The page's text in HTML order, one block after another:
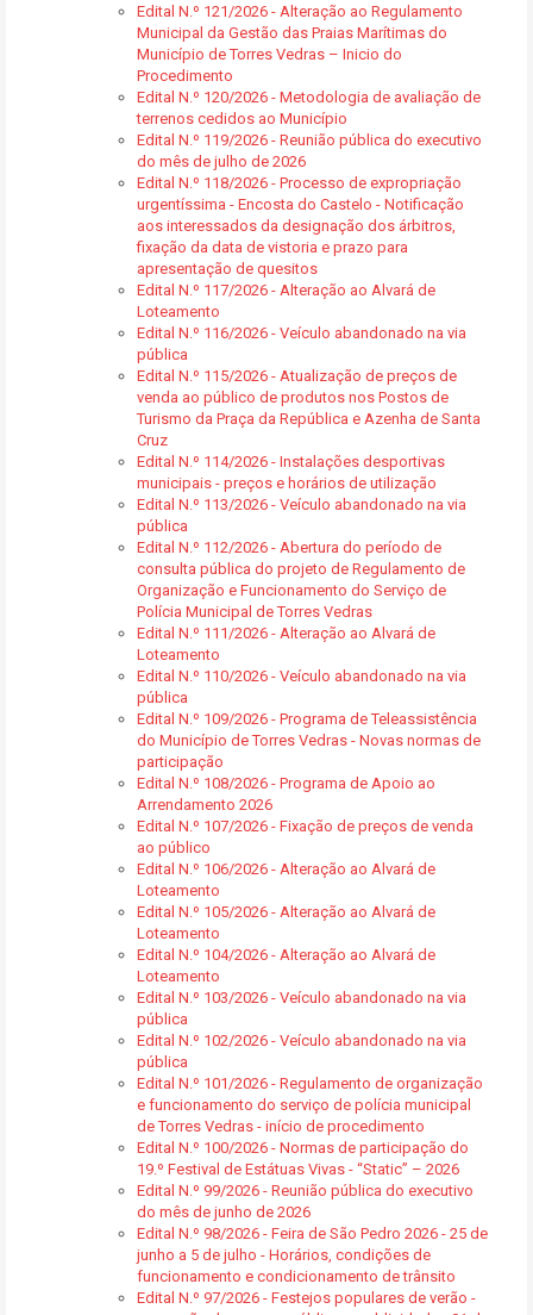
Edital N.º 121/2026 - Alteração ao Regulamento
Municipal da Gestão das Praias Marítimas do
Município de Torres Vedras – Inicio do
Procedimento
Edital N.º 120/2026 - Metodologia de avaliação de
terrenos cedidos ao Município
Edital N.º 119/2026 - Reunião pública do executivo
do mês de julho de 2026
Edital N.º 118/2026 - Processo de expropriação
urgentíssima - Encosta do Castelo - Notificação
aos interessados da designação dos árbitros,
fixação da data de vistoria e prazo para
apresentação de quesitos
Edital N.º 117/2026 - Alteração ao Alvará de
Loteamento
Edital N.º 116/2026 - Veículo abandonado na via
pública
Edital N.º 115/2026 - Atualização de preços de
venda ao público de produtos nos Postos de
Turismo da Praça da República e Azenha de Santa
Cruz
Edital N.º 114/2026 - Instalações desportivas
municipais - preços e horários de utilização
Edital N.º 113/2026 - Veículo abandonado na via
pública
Edital N.º 112/2026 - Abertura do período de
consulta pública do projeto de Regulamento de
Organização e Funcionamento do Serviço de
Polícia Municipal de Torres Vedras
Edital N.º 111/2026 - Alteração ao Alvará de
Loteamento
Edital N.º 110/2026 - Veículo abandonado na via
pública
Edital N.º 109/2026 - Programa de Teleassistência
do Município de Torres Vedras - Novas normas de
participação
Edital N.º 108/2026 - Programa de Apoio ao
Arrendamento 2026
Edital N.º 107/2026 - Fixação de preços de venda
ao público
Edital N.º 106/2026 - Alteração ao Alvará de
Loteamento
Edital N.º 105/2026 - Alteração ao Alvará de
Loteamento
Edital N.º 104/2026 - Alteração ao Alvará de
Loteamento
Edital N.º 103/2026 - Veículo abandonado na via
pública
Edital N.º 102/2026 - Veículo abandonado na via
pública
Edital N.º 101/2026 - Regulamento de organização
e funcionamento do serviço de polícia municipal
de Torres Vedras - início de procedimento
Edital N.º 100/2026 - Normas de participação do
19.º Festival de Estátuas Vivas - “Static” – 2026
Edital N.º 99/2026 - Reunião pública do executivo
do mês de junho de 2026
Edital N.º 98/2026 - Feira de São Pedro 2026 - 25 de
junho a 5 de julho - Horários, condições de
funcionamento e condicionamento de trânsito
Edital N.º 97/2026 - Festejos populares de verão -